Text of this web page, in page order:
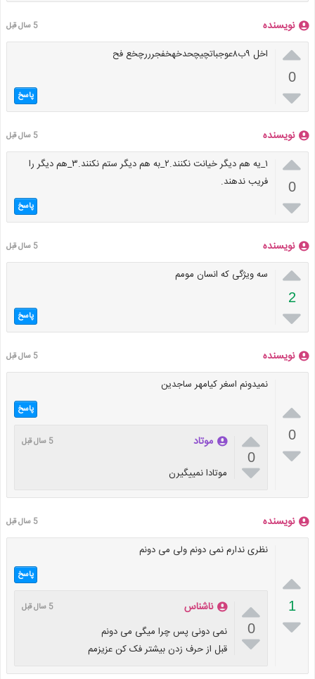
نویسنده 5 سال قبل

0

اخل ۹ب۸عوجباتچیچحدخهخفجرررچخع فح
پاسخ
نویسنده 5 سال قبل

0

۱_یه هم دیگر خیانت نکنند.۲_به هم دیگر ستم نکنند.۳_هم دیگر را
فریب ندهند.
پاسخ
نویسنده 5 سال قبل

2

سه ویژگی که انسان مومم
پاسخ
نویسنده 5 سال قبل

0

نمیدونم اسغر کیامهر ساجدین
پاسخ

0

موتاد 5 سال قبل
موتادا نمییگیرن
نویسنده 5 سال قبل

1

نظری ندارم نمی دونم ولی می دونم
پاسخ

0

ناشناس 5 سال قبل
نمی دونی پس چرا میگی می دونم
قبل از حرف زدن بیشتر فک کن عزیزمم